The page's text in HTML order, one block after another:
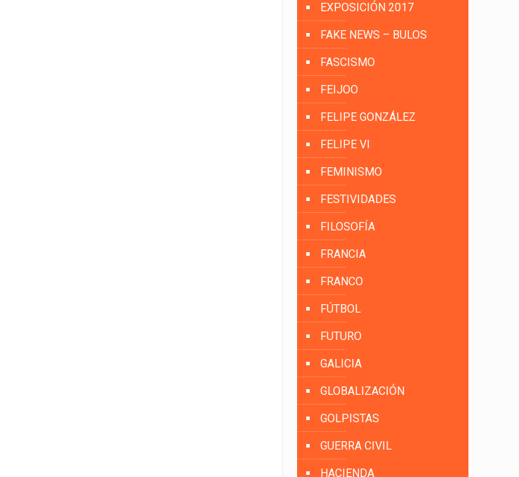
EXPOSICIÓN 2017
FAKE NEWS – BULOS
FASCISMO
FEIJOO
FELIPE GONZÁLEZ
FELIPE VI
FEMINISMO
FESTIVIDADES
FILOSOFÍA
FRANCIA
FRANCO
FÚTBOL
FUTURO
GALICIA
GLOBALIZACIÓN
GOLPISTAS
GUERRA CIVIL
HACIENDA